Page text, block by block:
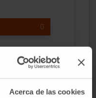
Acerca de las cookies